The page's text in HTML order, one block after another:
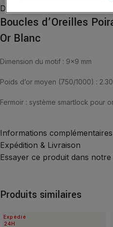
Description
Boucles d’Oreilles
Or Blanc
Dimension du motif : 9×9 mm
Poids d’or moyen (750/1000) :
Fermoir : système smartlock pour
Informations complémentaires
Expédition & Livraison
Essayer ce produit dans
Produits similaires
24H
Expédié